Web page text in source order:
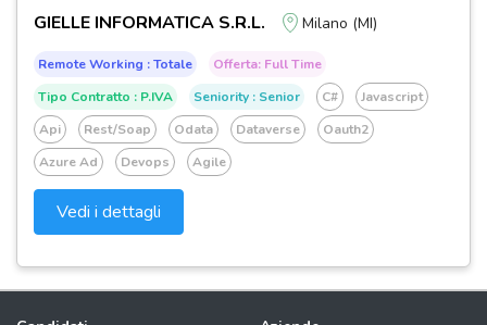
GIELLE INFORMATICA S.R.L. Milano (MI)
Remote Working : Totale
Offerta: Full Time
Tipo Contratto : P.IVA
Seniority : Senior C#
Javascript
Api
Rest/soap Odata Dataverse
Oauth2
Azure Ad
Devops Agile
Vedi i dettagli